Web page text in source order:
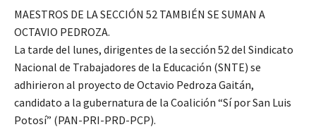
MAESTROS DE LA SECCIÓN 52 TAMBIÉN SE SUMAN A
OCTAVIO PEDROZA.
La tarde del lunes, dirigentes de la sección 52 del Sindicato
Nacional de Trabajadores de la Educación (SNTE) se
adhirieron al proyecto de Octavio Pedroza Gaitán,
candidato a la gubernatura de la Coalición “Sí por San Luis
Potosí” (PAN-PRI-PRD-PCP).